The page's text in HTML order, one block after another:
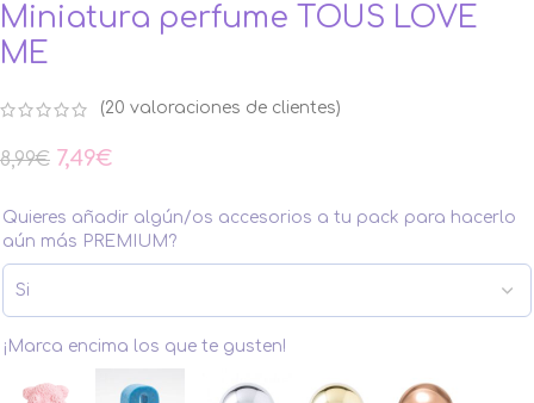
Miniatura perfume TOUS LOVE
ME
(20 valoraciones de clientes)
8,99€ 7,49€
Quieres añadir algún/os accesorios a tu pack para hacerlo
aún más PREMIUM?
¡Marca encima los que te gusten!